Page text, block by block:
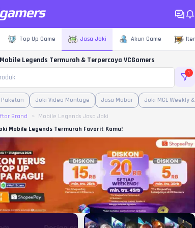
Top Up Game Jasa Joki Akun Game
Legends Termurah & Terpercaya VCGamers
1
Joki Video Montage Jasa Mabar Joki MCL Weekly &
Brand
Mobile Legends Jasa Joki
Mobile Legends Termurah Favorit Kamu!